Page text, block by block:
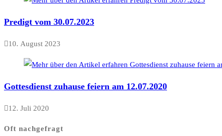
Predigt vom 30.07.2023
10. August 2023
Gottesdienst zuhause feiern am 12.07.2020
12. Juli 2020
Oft nachgefragt